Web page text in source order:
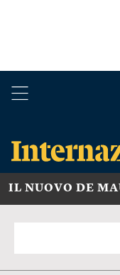
IL NUOVO DE